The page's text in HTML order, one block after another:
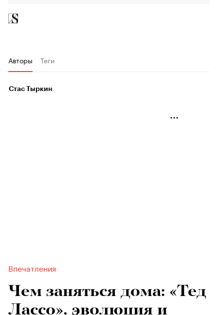
Авторы Теги
Стас Тыркин
Впечатления
Чем заняться дома: «Тед
Лассо», эволюция и